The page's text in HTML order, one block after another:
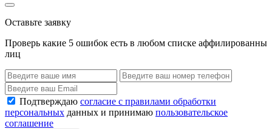
Оставьте заявку
Проверь какие 5 ошибок есть в любом списке аффилированны
лиц
Подтверждаю согласие с правилами обработки
персональных данных и принимаю пользовательское
соглашение